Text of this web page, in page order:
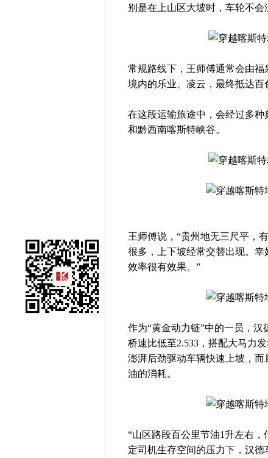
别是在上山区大坡时，车轮不
常规路线下，王师傅通常会由
境内的乐业、凌云，最终抵达百
在这段运输旅途中，会经过多
和黔西南喀斯特峡谷。
王师傅说，“贵州地无三尺平，
很多，上下坡经常交替出现。
效率很有效果。”
作为“黄金动力链”中的一员，
桥速比低至2.533，搭配大马力
澎湃后劲驱动车辆快速上坡，
油的消耗。
“山区路段百公里节油1升左右
定司机生存空间的压力下，汉